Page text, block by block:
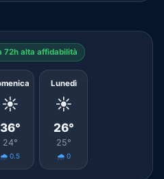
72h alta affidabilità
☀️
36°
24°
🌧️ 0.5
Lunedì
☀️
26°
25°
🌧️ 0